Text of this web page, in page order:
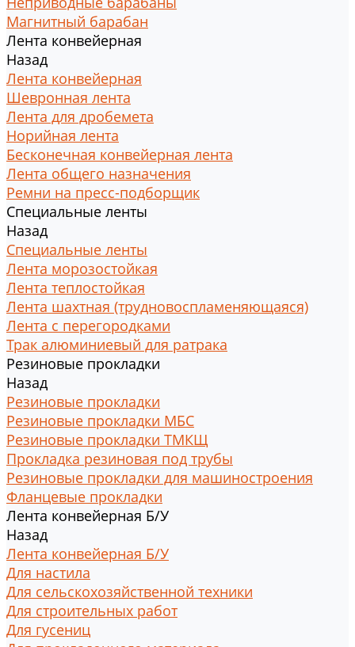
Магнитный барабан
Лента конвейерная
Назад
Лента конвейерная
Шевронная лента
Лента для дробемета
Норийная лента
Бесконечная конвейерная лента
Лента общего назначения
Ремни на пресс-подборщик
Специальные ленты
Назад
Специальные ленты
Лента морозостойкая
Лента теплостойкая
Лента шахтная (трудновоспламеняющаяся)
Лента с перегородками
Трак алюминиевый для ратрака
Резиновые прокладки
Назад
Резиновые прокладки
Резиновые прокладки МБС
Резиновые прокладки ТМКЩ
Прокладка резиновая под трубы
Резиновые прокладки для машиностроения
Фланцевые прокладки
Лента конвейерная Б/У
Назад
Лента конвейерная Б/У
Для настила
Для сельскохозяйственной техники
Для строительных работ
Для гусениц